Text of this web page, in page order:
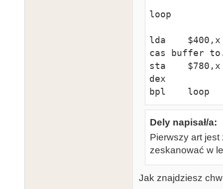
loop
lda
cas buffer
sta
dex
bpl    loop
Dely napisał/a:
Pierwszy art
zeskanować w
Jak znajdziesz